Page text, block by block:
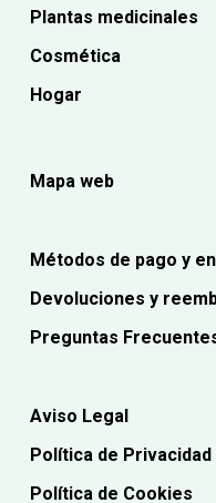
Plantas medicinales
Cosmética
Hogar
Mapa web
Métodos de pago y
Devoluciones y
Preguntas
Aviso Legal
Política de Privacidad
Política de Cookies